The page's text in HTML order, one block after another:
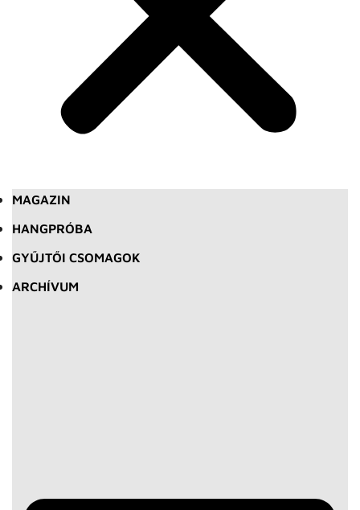
MAGAZIN
HANGPRÓBA
GYŰJTŐI CSOMAGOK
ARCHÍVUM